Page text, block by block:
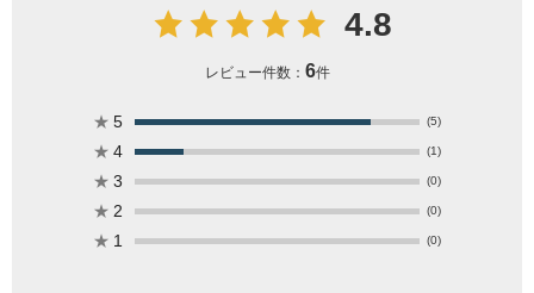
4.8
レビュー件数： 6件
★ 5 (5)
★ 4 (1)
★ 3 (0)
★ 2 (0)
★ 1 (0)